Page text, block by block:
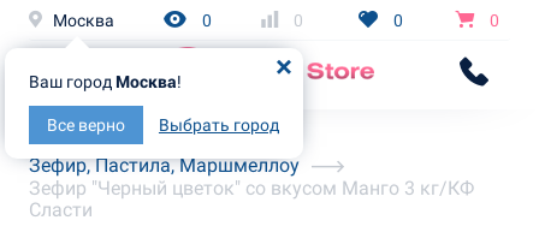
Москва
Ваш город Москва!
Все верно Выбрать город
0 0 0 0
Главная
Каталог
Зефир, Пастила, Маршмеллоу
Зефир "Черный цветок" со вкусом Манго 3 кг/КФ
Сласти